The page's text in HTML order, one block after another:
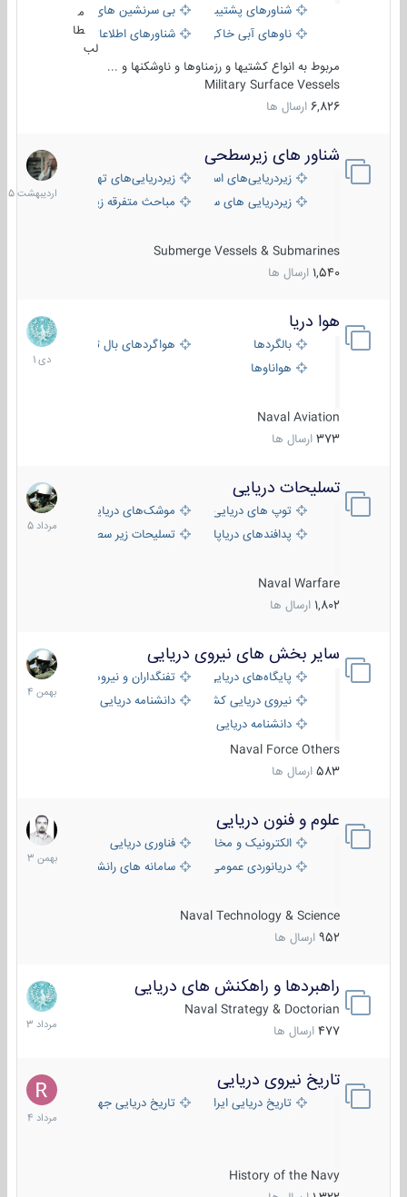
شناورهای پشتیبانی
بی سرنشین های دریایی
ناوهای آبی خاکی و نیروبرشناورهای اطلاعاتی و جاسوسی
طا
لب
مربوط به انواع کشتیها و رزمناوها و ناوشکنها و ...
Military Surface Vessels
6,826 ارسال ها
شناور های زیرسطحی
زیردریایی‌های استراتژیکزیردریایی‌های تهاجمی
زیردریایی های سبک
مباحث متفرقه زیرسطحی
Submerge Vessels & Submarines
1,540 ارسال ها
31
1405
هوا دریا
بالگردها
هواگردهای بال ثابت
هواناوها
Naval Aviation
373 ارسال ها
12
دی
1401
تسلیحات دریایی
توپ های دریایی
موشک‌های دریایی
پدافندهای دریاپایه
تسلیحات زیر سطحی
Naval Warfare
1,802 ارسال ها
2
مرداد
1405
سایر بخش های نیروی دریایی
پایگاه‌های دریایی
تفنگداران و نیروهای ویژه‌ی دریایی
نیروی دریایی کشورهای مختلفدانشنامه دریایی
دانشنامه دریایی کپی
Naval Force Others
583 ارسال ها
22
بهمن
1404
علوم و فنون دریایی
الکترونیک و مخابرات دریاییفناوری دریایی
دریانوردی عمومی
سامانه های رانشی دریایی
Naval Technology & Science
952 ارسال ها
6
بهمن
1403
راهبردها و راهکنش های دریایی
Naval Strategy & Doctorian
477 ارسال ها
2
مرداد
1403
تاریخ نیروی دریایی
تاریخ دریایی ایران تاریخ دریایی جهان
History of the Navy
16
مرداد
1404